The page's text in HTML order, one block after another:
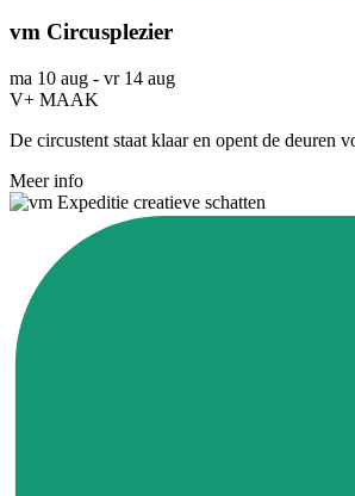
vm Circusplezier
ma 10 aug - vr 14 aug
V+ MAAK
De circustent staat klaar en opent de deuren
Meer info